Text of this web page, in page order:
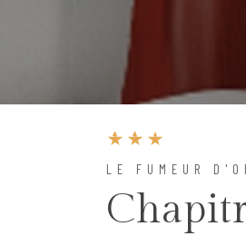
LE FUMEUR